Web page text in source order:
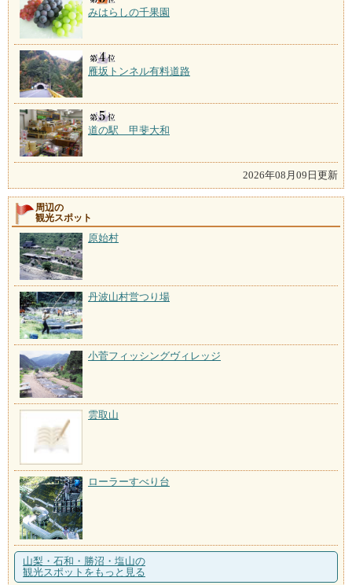
みはらしの千果園
雁坂トンネル有料道路
道の駅 甲斐大和
2026年08月09日更新
周辺の
観光スポット
原始村
丹波山村営つり場
小菅フィッシングヴィレッジ
雲取山
ローラーすべり台
山梨・石和・勝沼・塩山の
観光スポットをもっと見る